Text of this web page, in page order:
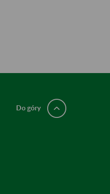
Do góry